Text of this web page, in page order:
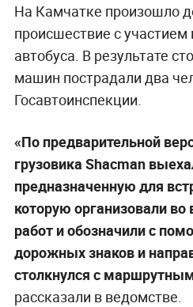
На Камчатке произошло
происшествие с участием
автобуса. В результате
машин пострадали два
Госавтоинспекции.
«По предварительной
грузовика Shacman
предназначенную для
которую организовали
работ и обозначили с
дорожных знаков и
столкнулся с
рассказали в ведомстве.